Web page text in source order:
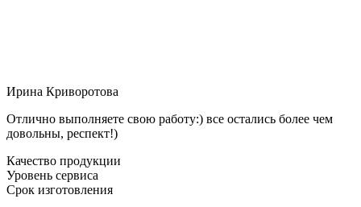
Ирина Криворотова
Отлично выполняете свою работу:) все остались более чем
довольны, респект!)
Качество продукции
Уровень сервиса
Срок изготовления